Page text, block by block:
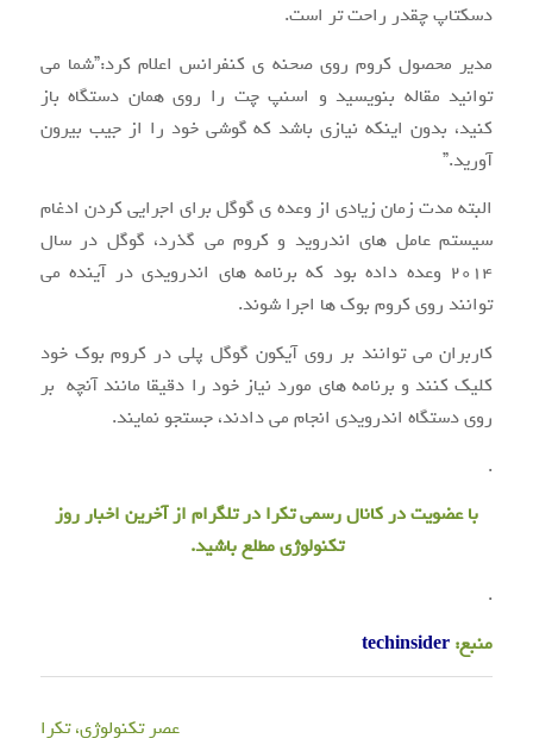
دسکتاپ چقدر راحت تر است.
مدیر محصول کروم روی صحنه ی کنفرانس اعلام کرد:”شما می
توانید مقاله بنویسید و اسنپ چت را روی همان دستگاه باز
کنید، بدون اینکه نیازی باشد که گوشی خود را از جیب بیرون
آورید.”
البته مدت زمان زیادی از وعده ی گوگل برای اجرایی کردن ادغام
سیستم عامل های اندروید و کروم می گذرد، گوگل در سال
۲۰۱۴ وعده داده بود که برنامه های اندرویدی در آینده می
توانند روی کروم بوک ها اجرا شوند.
کاربران می توانند بر روی آیکون گوگل پلی در کروم بوک خود
کلیک کنند و برنامه های مورد نیاز خود را دقیقا مانند آنچه بر
روی دستگاه اندرویدی انجام می دادند، جستجو نمایند.
.
با عضویت درکانال رسمی تکرا در تلگرام از آخرین اخبار روز
تکنولوژی مطلع باشید.
.
منبع: techinsider
عصر تکنولوژی، تکرا